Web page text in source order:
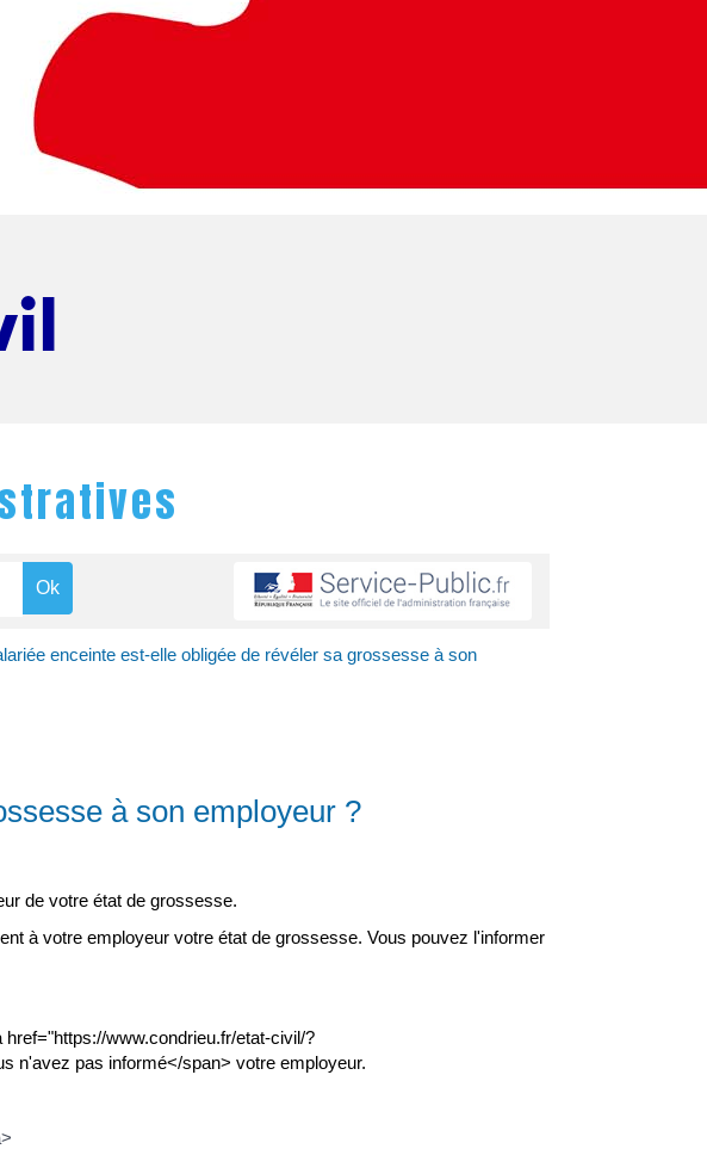
enceinte est-elle obligée de révéler sa grossesse à son
à son employeur ?
de votre état de grossesse.
à votre employeur votre état de grossesse. Vous pouvez l'informer
www.condrieu.fr/etat-civil/?
n'avez pas informé</span> votre employeur.